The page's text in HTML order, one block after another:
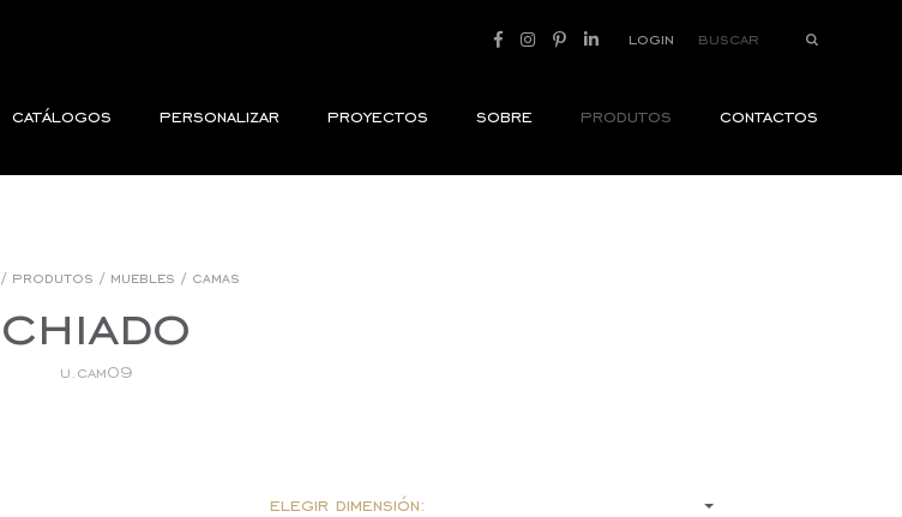
login
catálogos personalizar proyectos sobre produtos contactos
/ produtos / muebles / camas
chiado
u.cam09
elegir dimensión: